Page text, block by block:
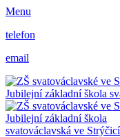
Menu
telefon
email
Jubilejní základní škola
Jubilejní základní škola
svatováclavská ve